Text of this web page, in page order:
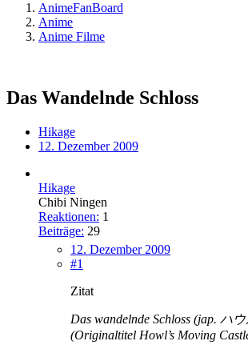
AnimeFanBoard
Anime
Anime Filme
Das Wandelnde Schloss
Hikage
12. Dezember 2009
Hikage
Chibi Ningen
Reaktionen: 1
Beiträge: 29
12. Dezember 2009
#1
Zitat
Das wandelnde Schloss (jap. ハ
(Originaltitel Howl’s Moving